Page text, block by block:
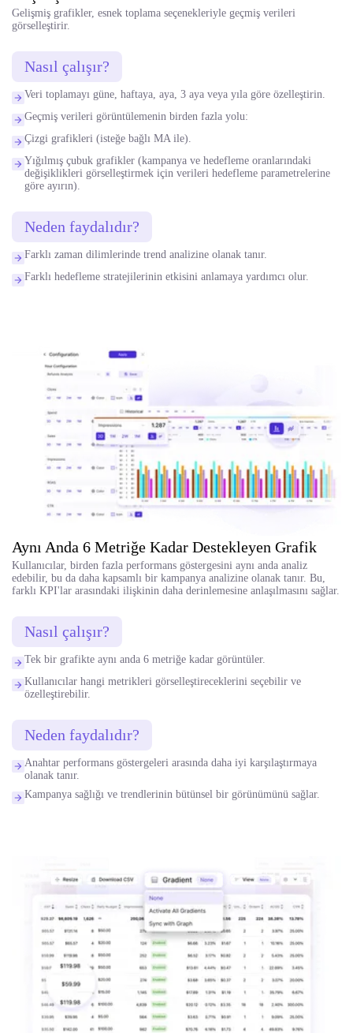
Gelişmiş grafikler, esnek toplama seçenekleriyle geçmiş verileri
görselleştirir.
Nasıl çalışır?
Veri toplamayı güne, haftaya, aya, 3 aya veya yıla göre özelleştirin.
Geçmiş verileri görüntülemenin birden fazla yolu:
Çizgi grafikleri (isteğe bağlı MA ile).
Yığılmış çubuk grafikler (kampanya ve hedefleme oranlarındaki
değişiklikleri görselleştirmek için verileri hedefleme parametrelerine
göre ayırın).
Neden faydalıdır?
Farklı zaman dilimlerinde trend analizine olanak tanır.
Farklı hedefleme stratejilerinin etkisini anlamaya yardımcı olur.
Aynı Anda 6 Metriğe Kadar Destekleyen Grafik
Kullanıcılar, birden fazla performans göstergesini aynı anda analiz
edebilir, bu da daha kapsamlı bir kampanya analizine olanak tanır. Bu,
farklı KPI'lar arasındaki ilişkinin daha derinlemesine anlaşılmasını sağlar.
Nasıl çalışır?
Tek bir grafikte aynı anda 6 metriğe kadar görüntüler.
Kullanıcılar hangi metrikleri görselleştireceklerini seçebilir ve
özelleştirebilir.
Neden faydalıdır?
Anahtar performans göstergeleri arasında daha iyi karşılaştırmaya
olanak tanır.
Kampanya sağlığı ve trendlerinin bütünsel bir görünümünü sağlar.